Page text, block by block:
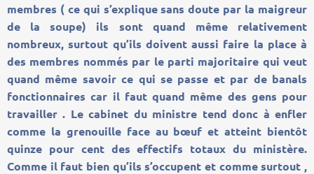
membres ( ce qui s’explique sans doute par la maigreur
de la soupe) ils sont quand même relativement
nombreux, surtout qu’ils doivent aussi faire la place à
des membres nommés par le parti majoritaire qui veut
quand même savoir ce qui se passe et par de banals
fonctionnaires car il faut quand même des gens pour
travailler . Le cabinet du ministre tend donc à enfler
comme la grenouille face au bœuf et atteint bientôt
quinze pour cent des effectifs totaux du ministère.
Comme il faut bien qu’ils s’occupent et comme surtout ,